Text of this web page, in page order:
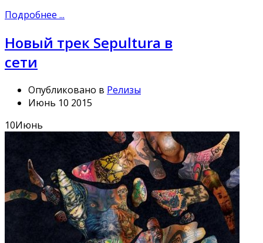
Подробнее ...
Новый трек Sepultura в
сети
Опубликовано в Релизы
Июнь 10 2015
10Июнь